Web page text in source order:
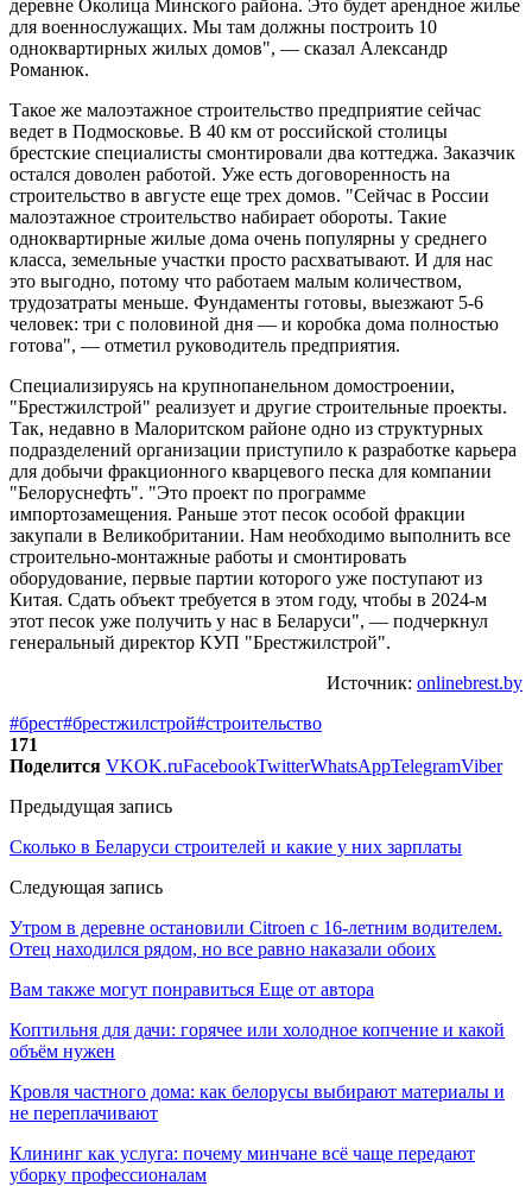
деревне Околица Минского района. Это будет арендное жилье
для военнослужащих. Мы там должны построить 10
одноквартирных жилых домов", — сказал Александр
Романюк.
Такое же малоэтажное строительство предприятие сейчас
ведет в Подмосковье. В 40 км от российской столицы
брестские специалисты смонтировали два коттеджа. Заказчик
остался доволен работой. Уже есть договоренность на
строительство в августе еще трех домов. "Сейчас в России
малоэтажное строительство набирает обороты. Такие
одноквартирные жилые дома очень популярны у среднего
класса, земельные участки просто расхватывают. И для нас
это выгодно, потому что работаем малым количеством,
трудозатраты меньше. Фундаменты готовы, выезжают 5-6
человек: три с половиной дня — и коробка дома полностью
готова", — отметил руководитель предприятия.
Специализируясь на крупнопанельном домостроении,
"Брестжилстрой" реализует и другие строительные проекты.
Так, недавно в Малоритском районе одно из структурных
подразделений организации приступило к разработке карьера
для добычи фракционного кварцевого песка для компании
"Белоруснефть". "Это проект по программе
импортозамещения. Раньше этот песок особой фракции
закупали в Великобритании. Нам необходимо выполнить все
строительно-монтажные работы и смонтировать
оборудование, первые партии которого уже поступают из
Китая. Сдать объект требуется в этом году, чтобы в 2024-м
этот песок уже получить у нас в Беларуси", — подчеркнул
генеральный директор КУП "Брестжилстрой".
Источник: onlinebrest.by
#брест#брестжилстрой#строительство
171
Поделится VKOK.ruFacebookTwitterWhatsAppTelegramViber
Предыдущая запись
Сколько в Беларуси строителей и какие у них зарплаты
Следующая запись
Утром в деревне остановили Citroen с 16-летним водителем.
Отец находился рядом, но все равно наказали обоих
Вам также могут понравиться Еще от автора
Коптильня для дачи: горячее или холодное копчение и какой
объём нужен
Кровля частного дома: как белорусы выбирают материалы и
не переплачивают
Клининг как услуга: почему минчане всё чаще передают
уборку профессионалам